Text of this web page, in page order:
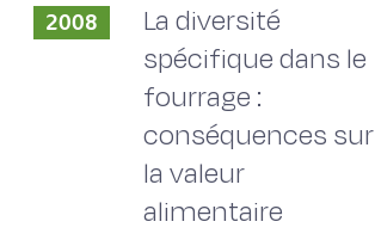
2008
La diversité
spécifique dans le
fourrage :
conséquences sur
la valeur
alimentaire